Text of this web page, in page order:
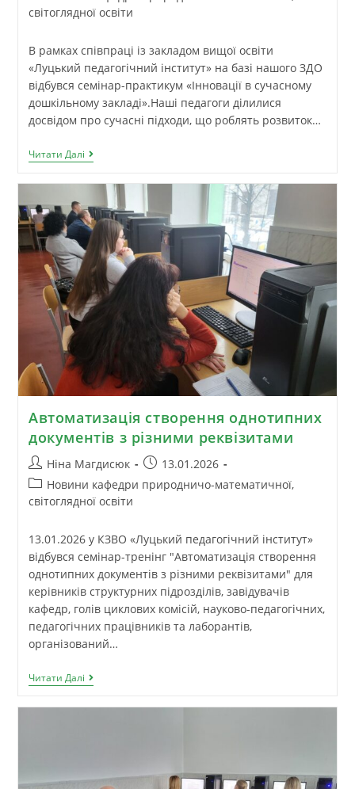
світоглядної освіти
В рамках співпраці із закладом вищої освіти
«Луцький педагогічний інститут» на базі нашого ЗДО
відбувся семінар-практикум «Інновації в сучасному
дошкільному закладі».Наші педагоги ділилися
досвідом про сучасні підходи, що роблять розвиток…
Читати Далі
Автоматизація створення однотипних
документів з різними реквізитами
Ніна Магдисюк
13.01.2026
Новини кафедри природничо-математичної,
світоглядної освіти
13.01.2026 у КЗВО «Луцький педагогічний інститут»
відбувся семінар-тренінг "Автоматизація створення
однотипних документів з різними реквізитами" для
керівників структурних підрозділів, завідувачів
кафедр, голів циклових комісій, науково-педагогічних,
педагогічних працівників та лаборантів,
організований…
Читати Далі